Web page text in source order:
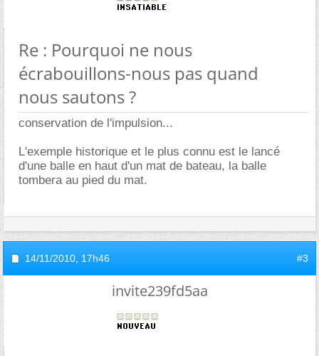
Re : Pourquoi ne nous
écrabouillons-nous pas quand
nous sautons ?
conservation de l'impulsion...
L'exemple historique et le plus connu est le lancé
d'une balle en haut d'un mat de bateau, la balle
tombera au pied du mat.
14/11/2010, 17h46 #3
invite239fd5aa